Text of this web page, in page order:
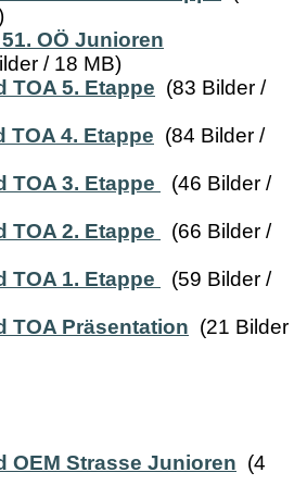
OÖ Junioren
/ 18 MB)
TOA 5. Etappe (83 Bilder /
TOA 4. Etappe (84 Bilder /
TOA 3. Etappe
(46 Bilder /
TOA 2. Etappe
(66 Bilder /
TOA 1. Etappe
(59 Bilder /
TOA Präsentation (21 Bilder
OEM Strasse Junioren (4